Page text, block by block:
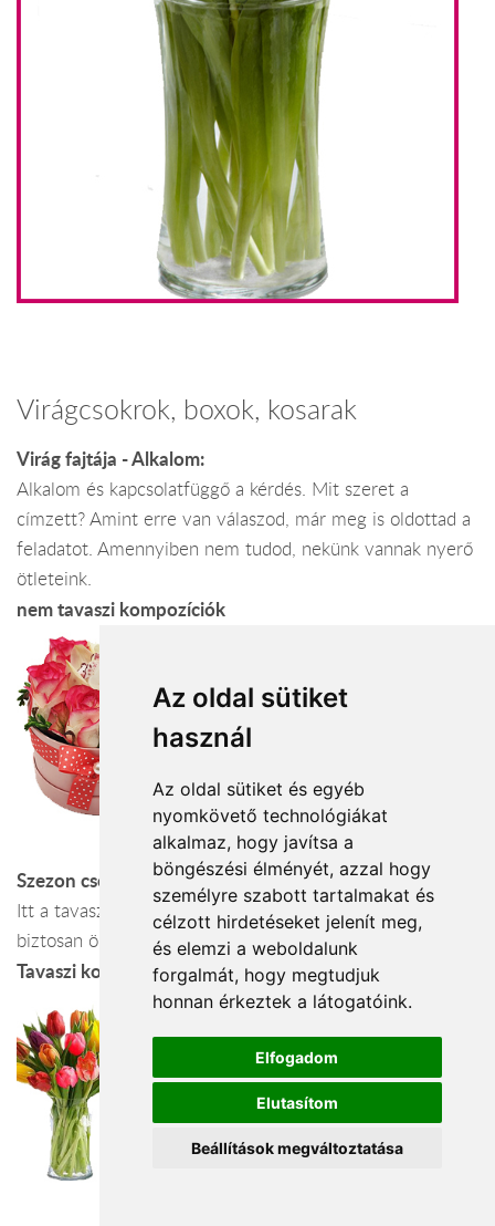
Az oldal sütiket
használ
Az oldal sütiket és egyéb
nyomkövető technológiákat
alkalmaz, hogy javítsa a
böngészési élményét, azzal hogy
személyre szabott tartalmakat és
célzott hirdetéseket jelenít meg,
és elemzi a weboldalunk
forgalmát, hogy megtudjuk
honnan érkeztek a látogatóink.
Elfogadom
Elutasítom
Beállítások megváltoztatása
Virágcsokrok, boxok, kosarak
Virág fajtája - Alkalom:
Alkalom és kapcsolatfüggő a kérdés. Mit szeret a
címzett? Amint erre van válaszod, már meg is oldottad a
feladatot. Amennyiben nem tudod, nekünk vannak nyerő
ötleteink.
nem tavaszi kompozíciók
Szezon csokrok, cserepesek:
Itt a tavasz, használd ki! Hacsak nem allergiás a címzett,
biztosan örülni fog egy tavaszi csokornak!
Tavaszi kompozíciók